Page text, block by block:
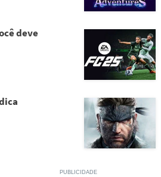
deve